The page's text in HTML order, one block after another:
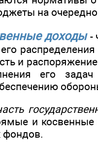
на
доходы -
и
его задач
и косвенные